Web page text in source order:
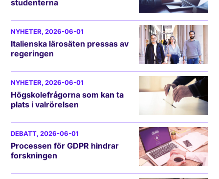
studenterna
NYHETER, 2026-06-01
Italienska lärosäten pressas av
regeringen
NYHETER, 2026-06-01
Högskolefrågorna som kan ta
plats i valrörelsen
DEBATT, 2026-06-01
Processen för GDPR hindrar
forskningen